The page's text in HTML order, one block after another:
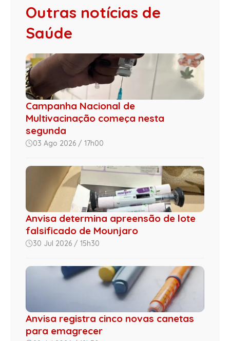
Outras notícias de
Saúde
Campanha Nacional de
Multivacinação começa nesta
segunda
03 Ago 2026 / 17h00
Anvisa determina apreensão de lote
falsificado de Mounjaro
30 Jul 2026 / 15h30
Anvisa registra cinco novas canetas
para emagrecer